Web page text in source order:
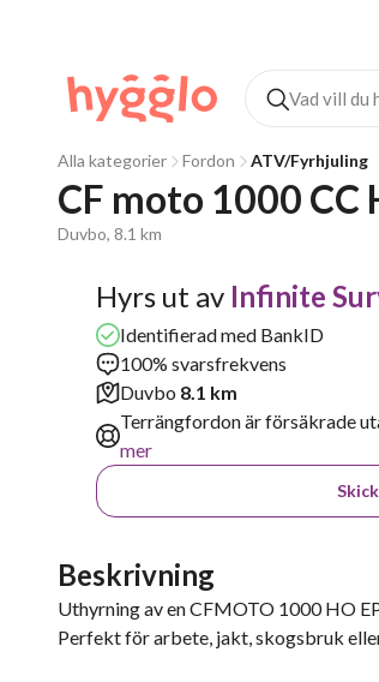
Alla kategorier Fordon ATV/Fyrhjuling
CF moto 1000 CC
Duvbo, 8.1 km
Hyrs ut av Infinite
Identifierad med BankID
100% svarsfrekvens
Duvbo 8.1 km
Terrängfordon är försäkrade
mer
Beskrivning
Uthyrning av en CFMOTO 1000 HO
Perfekt för arbete, jakt, skogsbruk